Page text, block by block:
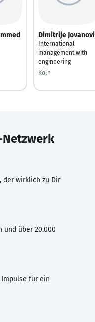
Dimitrije
International
management with
engineering
Köln
Netzwerk
der wirklich zu Dir
und über 20.000
für ein